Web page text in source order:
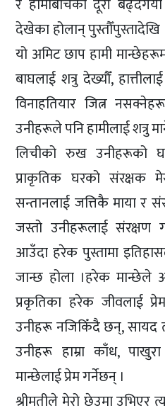
देखेका होलान्
यो अमिट छाप हामी
बाघलाई शत्रु देख्यौँ,
विनाहतियार जित्न
उनीहरूले पनि हामीलाई शत्रु
लिचीको रुख उनीहरूको
प्राकृतिक घरको संरक्षक
सन्तानलाई जत्तिकै माया र
जस्तो उनीहरूलाई संरक्षण
आउँदा हरेक पुस्तामा
जान्छ होला ।हरेक मान्छेले
प्रकृतिका हरेक जीवलाई
उनीहरू नजिकिँदै छन्, सायद
उनीहरू हाम्रा काँध,
मान्छेलाई प्रेम गर्नेछन् ।
श्रीमतीले मेरो छेउमा उभिएर